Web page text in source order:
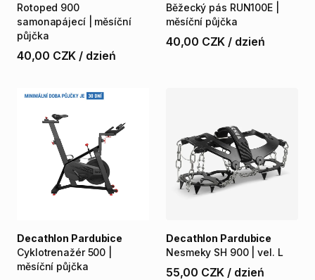
Rotoped 900
samonapájecí
měsíční
půjčka
40,00 CZK / dzień
Běžecký pás RUN100E
měsíční půjčka
40,00 CZK / dzień
Cyklotrenažér 500
měsíční půjčka
Decathlon Pardubice
Nesmeky SH 900 vel. L
Decathlon Pardubice
55,00 CZK / dzień